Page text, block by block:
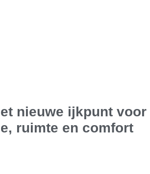
nieuwe ijkpunt voor
ruimte en comfort